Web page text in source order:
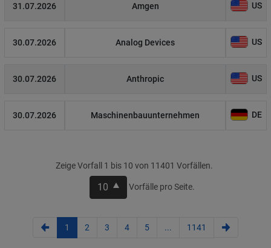
31.07.2026 Amgen US
30.07.2026 Analog Devices US
30.07.2026 Anthropic US
30.07.2026 Maschinenbauunternehmen DE
Zeige Vorfall 1 bis 10 von 11401 Vorfällen.
10 Vorfälle pro Seite.
1 2 3 4 5 ... 1141